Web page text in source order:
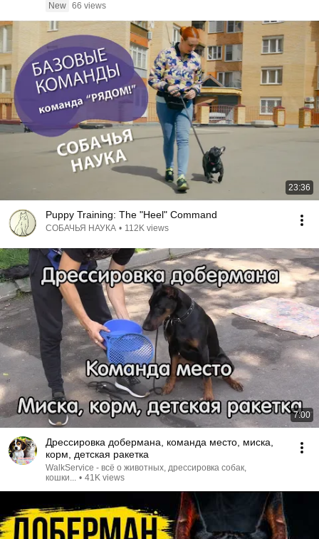
New 66 views
23:36
Puppy Training: The "Heel" Command
СОБАЧЬЯ НАУКА • 112K views
7:00
Дрессировка добермана, команда место, миска,
корм, детская ракетка
WalkService - всё о животных, дрессировка собак,
кошки... • 41K views